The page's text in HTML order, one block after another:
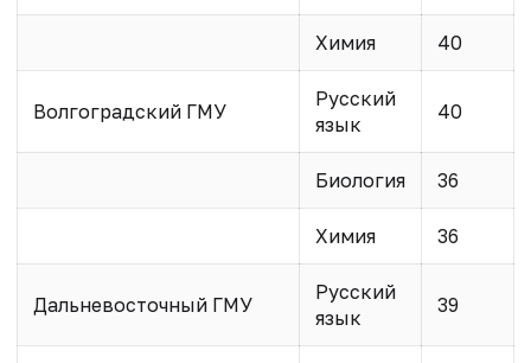
Химия 40
Волгоградский ГМУ
Русский
язык
40
Биология 36
Химия 36
Дальневосточный ГМУ
Русский
язык
39